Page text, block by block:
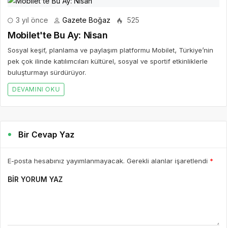
3 yıl önce Gazete Boğaz 525
Mobilet'te Bu Ay: Nisan
Sosyal keşif, planlama ve paylaşım platformu Mobilet, Türkiye’nin
pek çok ilinde katılımcıları kültürel, sosyal ve sportif etkinliklerle
buluşturmayı sürdürüyor.
DEVAMINI OKU
Bir Cevap Yaz
E-posta hesabınız yayımlanmayacak. Gerekli alanlar işaretlendi *
BIR YORUM YAZ